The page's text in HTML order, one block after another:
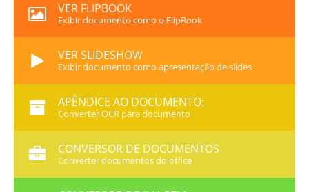
VER FLIPBOOK
Exibir documento como o FlipBook
VER SLIDESHOW
Exibir documento como apresentação de slides
APÊNDICE AO DOCUMENTO:
Converter OCR para documento
CONVERSOR DE DOCUMENTOS
Converter documentos do office